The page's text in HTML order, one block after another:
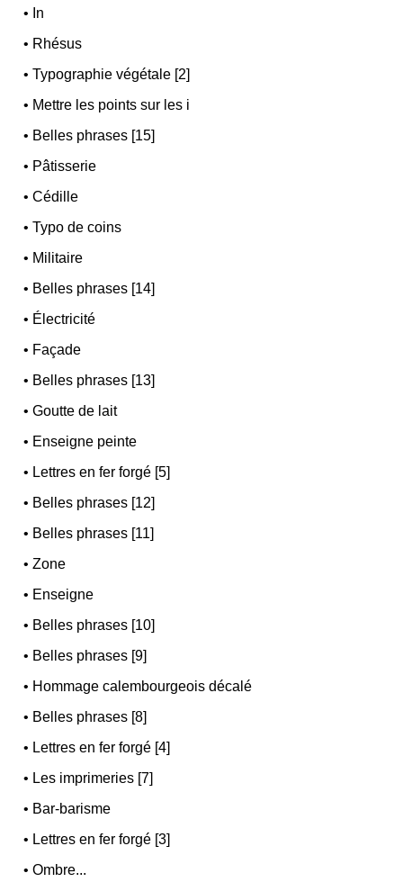
• In
• Rhésus
•Typographie végétale [2]
• Mettre les points sur les i
• Belles phrases [15]
• Pâtisserie
•Cédille
•Typo de coins
• Militaire
• Belles phrases [14]
• Électricité
• Façade
• Belles phrases [13]
•Goutte de lait
• Enseigne peinte
• Lettres en fer forgé [5]
• Belles phrases [12]
• Belles phrases [11]
•Zone
• Enseigne
• Belles phrases [10]
• Belles phrases [9]
• Hommage calembourgeois décalé
• Belles phrases [8]
• Lettres en fer forgé [4]
• Les imprimeries [7]
• Bar-barisme
• Lettres en fer forgé [3]
•Ombre...